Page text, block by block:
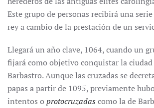
Este grupo de personas recibirá una
rey a cambio de la prestación de un
Llegará un año clave, 1064, cuando un
fijará como objetivo conquistar la
Barbastro. Aunque las cruzadas se
papas a partir de 1095, previamente
intentos o protocruzadas como la de